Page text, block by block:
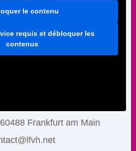
le contenu
requis et débloquer les
contenus
Frankfurt am Main